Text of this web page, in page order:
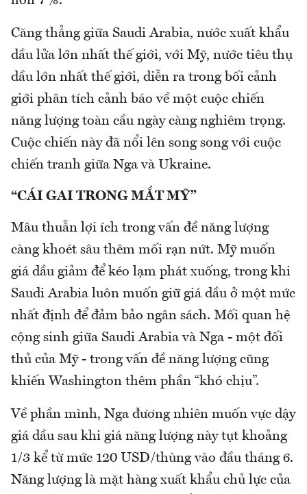
Căng thẳng giữa Saudi Arabia, nước xuất khẩu
dầu lửa lớn nhất thế giới, với Mỹ, nước tiêu thụ
dầu lớn nhất thế giới, diễn ra trong bối cảnh
giới phân tích cảnh báo về một cuộc chiến
năng lượng toàn cầu ngày càng nghiêm trọng.
Cuộc chiến này đã nổi lên song song với cuộc
chiến tranh giữa Nga và Ukraine.
“CÁI GAI TRONG MẮT MỸ”
Mâu thuẫn lợi ích trong vấn đề năng lượng
càng khoét sâu thêm mối rạn nứt. Mỹ muốn
giá dầu giảm để kéo lạm phát xuống, trong khi
Saudi Arabia luôn muốn giữ giá dầu ở một mức
nhất định để đảm bảo ngân sách. Mối quan hệ
cộng sinh giữa Saudi Arabia và Nga - một đối
thủ của Mỹ - trong vấn đề năng lượng cũng
khiến Washington thêm phần “khó chịu”.
Về phần mình, Nga đương nhiên muốn vực dậy
giá dầu sau khi giá năng lượng này tụt khoảng
1/3 kể từ mức 120 USD/thùng vào đầu tháng 6.
Năng lượng là mặt hàng xuất khẩu chủ lực của